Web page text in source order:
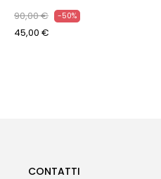
90,00 €
-50%
45,00 €
CONTATTI